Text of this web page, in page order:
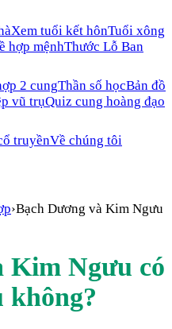
Xem tuổi kết hônTuổi xông
hợp mệnhThước Lỗ Ban
2 cungThần số họcBản đồ
vũ trụQuiz cung hoàng đạo
truyềnVề chúng tôi
›Bạch Dương và Kim Ngưu
Kim Ngưu có
không?